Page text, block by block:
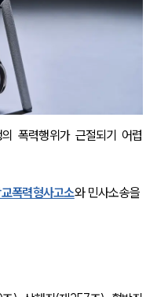
점
길
로펌
리
색
사례
동향
폭력행위가 근절되기 어렵
폭력형사고소와 민사소송을